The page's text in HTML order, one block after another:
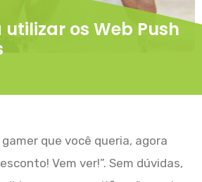
utilizar os Web Push
que você queria, agora
Vem ver!”. Sem dúvidas,